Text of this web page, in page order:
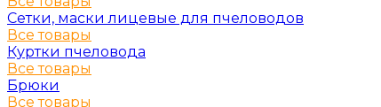
Сетки, маски лицевые для пчеловодов
Все товары
Куртки пчеловода
Все товары
Брюки
Все товары